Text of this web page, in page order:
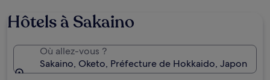
Hôtels à Sakaino
Où allez-vous ?
Sakaino, Oketo, Préfecture de Hokkaido, Japon